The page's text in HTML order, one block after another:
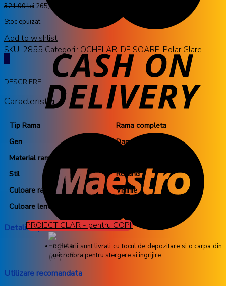
PROIECT CLAR - pentru COPII
321,00lei 265,50
Stoc epuizat
Add to wishlist
SKU: 2855 Categorii: OCHELARI DE SOARE, Polar Glare
DESCRIERE
Caracteristici
Tip Rama
Rama completa
Gen
Dama
Material rama
Stil
Rotund
Culoare rama
Visinie
Culoare lentila
Detalii suplimentare:
ochelarii sunt livrati cu tocul de depozitare si o carpa din
microfibra pentru stergere si ingrijire
Utilizare recomandata: